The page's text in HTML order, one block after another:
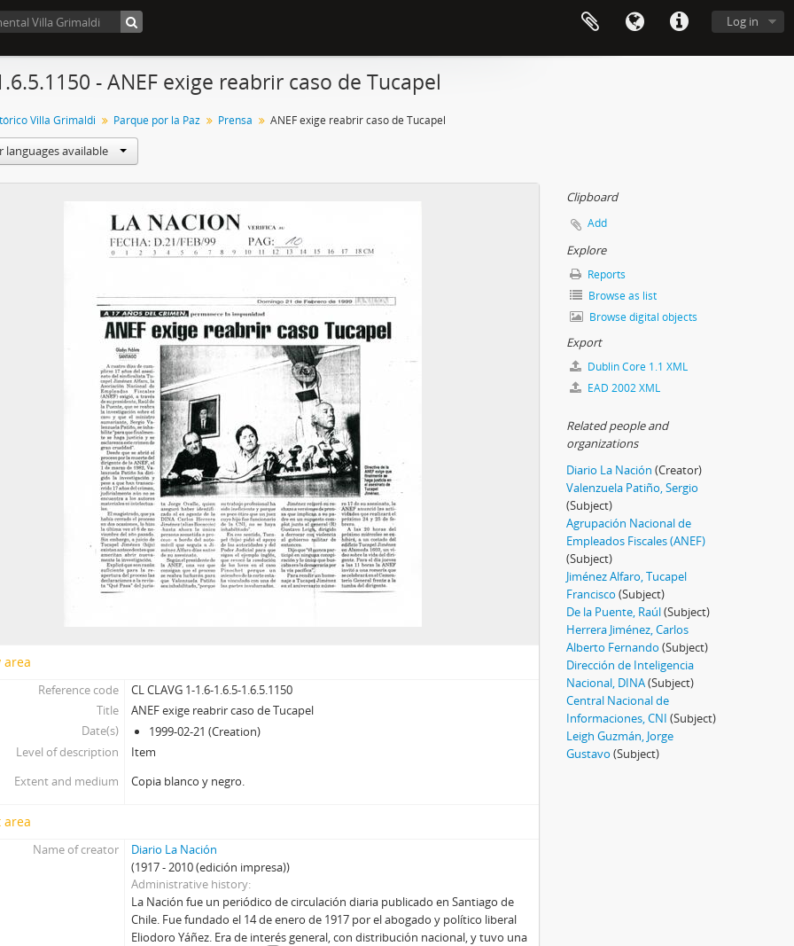
Log in
- ANEF exige reabrir caso de Tucapel
Villa Grimaldi Parque por la Paz Prensa ANEF exige reabrir caso de Tucapel
languages available
area
Reference code
CL CLAVG 1-1.6-1.6.5-1.6.5.1150
Title
ANEF exige reabrir caso de Tucapel
Date(s)
1999-02-21 (Creation)
Level of description
Item
Extent and medium
Copia blanco y negro.
area
Name of creator
Diario La Nación
(1917 - 2010 (edición impresa))
Administrative history
La Nación fue un periódico de circulación diaria publicado en Santiago de
Chile. Fue fundado el 14 de enero de 1917 por el abogado y político liberal
Eliodoro Yáñez. Era de interés general, con distribución nacional, y tuvo una
Clipboard
Add
Explore
Reports
Browse as list
Browse digital objects
Export
Dublin Core 1.1 XML
EAD 2002 XML
Related people and
organizations
Diario La Nación (Creator)
Valenzuela Patiño, Sergio
(Subject)
Agrupación Nacional de
Empleados Fiscales (ANEF)
(Subject)
Jiménez Alfaro, Tucapel
Francisco (Subject)
De la Puente, Raúl(Subject)
Herrera Jiménez, Carlos
Alberto Fernando (Subject)
Dirección de Inteligencia
Nacional, DINA(Subject)
Central Nacional de
Informaciones, CNI (Subject)
Leigh Guzmán, Jorge
Gustavo (Subject)